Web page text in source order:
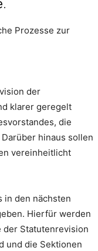
Prozesse zur
der
klarer geregelt
die
hinaus sollen
vereinheitlicht
in den nächsten
Hierfür werden
der Statutenrevision
und die Sektionen